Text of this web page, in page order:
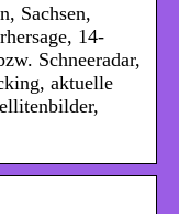
Sachsen,
14-
Schneeradar,
aktuelle